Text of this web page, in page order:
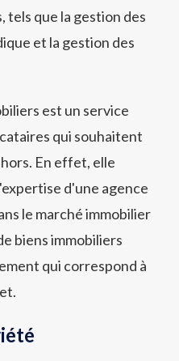
tels que la gestion des
et la gestion des
est un service
qui souhaitent
En effet, elle
d'une agence
le marché immobilier
biens immobiliers
qui correspond à